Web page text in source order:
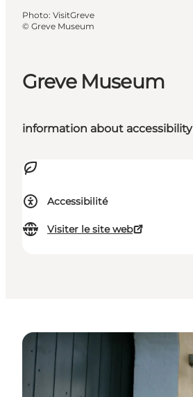
Greve Museum
information about accessibility
Accessibilité
Visiter le site web
Photo: VisitGreve
© Greve Museum